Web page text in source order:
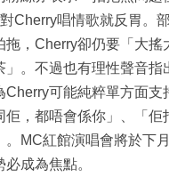
Cherry唱情歌就反胃。
拖，Cherry卻仍要「大搖
」。不過也有理性聲音指
Cherry可能純粹單方面支
佢，都唔會係你」、「
。MC紅館演唱會將於下
成為焦點。